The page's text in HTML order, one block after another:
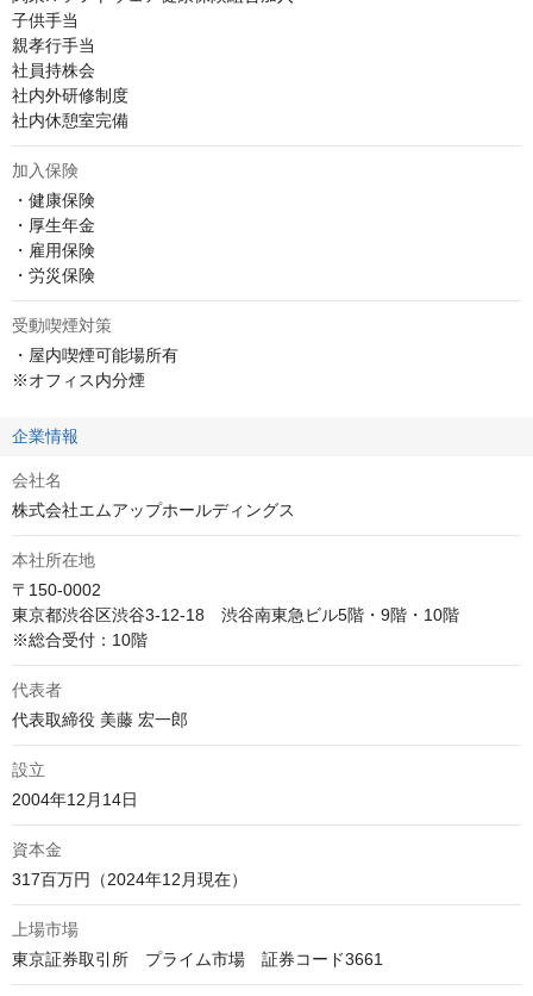
子供手当
親孝行手当
社員持株会
社内外研修制度
社内休憩室完備
加入保険
・健康保険
・厚生年金
・雇用保険
・労災保険
受動喫煙対策
・屋内喫煙可能場所有
※オフィス内分煙
企業情報
会社名
株式会社エムアップホールディングス
本社所在地
〒150-0002
東京都渋谷区渋谷3-12-18　渋谷南東急ビル5階・9階・10階
※総合受付：10階
代表者
代表取締役 美藤 宏一郎
設立
2004年12月14日
資本金
317百万円（2024年12月現在）
上場市場
東京証券取引所　プライム市場　証券コード3661